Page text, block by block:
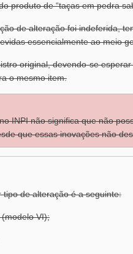
produto de “taças em pedra
de alteração foi indeferida,
essencialmente ao meio
original, devendo-se
o mesmo item.
INPI não significa que não
que essas inovações não
de alteração é a seguinte:
VI);